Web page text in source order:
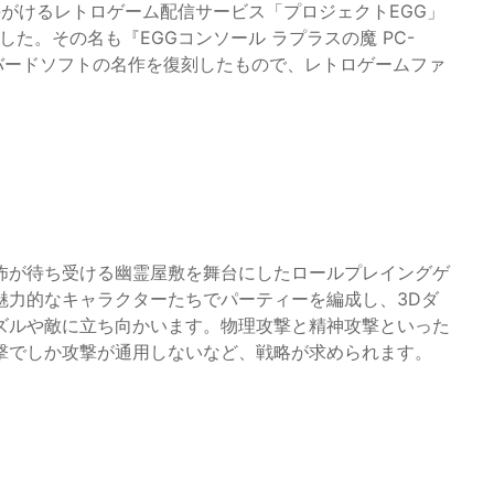
るレトロゲーム配信サービス「プロジェクトEGG」
。その名も『EGGコンソール ラプラスの魔 PC-
ドソフトの名作を復刻したもので、レトロゲームファ
待ち受ける幽霊屋敷を舞台にしたロールプレイングゲ
的なキャラクターたちでパーティーを編成し、3Dダ
や敵に立ち向かいます。物理攻撃と精神攻撃といった
しか攻撃が通用しないなど、戦略が求められます。